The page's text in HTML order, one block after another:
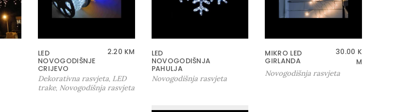
LED
NOVOGODIŠNJE
CRIJEVO
2.20 KM
Dekorativna rasvjeta LED
trake, Novogodišnja rasvjeta
LED
NOVOGODIŠNJA
PAHULJA
Novogodišnja rasvjeta
MIKRO LED
GIRLANDA
30.00 K
M
Novogodišnja rasvjeta